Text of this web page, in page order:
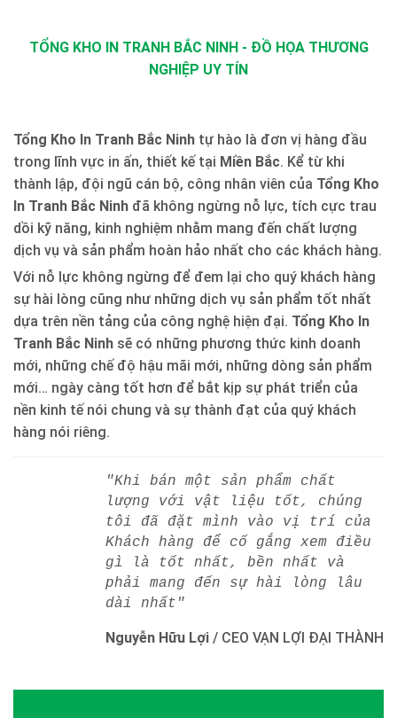
TỔNG KHO IN TRANH BẮC NINH - ĐỒ HỌA THƯƠNG
NGHIỆP UY TÍN
Tổng Kho In Tranh Bắc Ninh tự hào là đơn vị hàng đầu
trong lĩnh vực in ấn, thiết kế tại Miền Bắc. Kể từ khi
thành lập, đội ngũ cán bộ, công nhân viên của Tổng Kho
In Tranh Bắc Ninh đã không ngừng nỗ lực, tích cực trau
dồi kỹ năng, kinh nghiệm nhằm mang đến chất lượng
dịch vụ và sản phẩm hoàn hảo nhất cho các khách hàng.
Với nỗ lực không ngừng để đem lại cho quý khách hàng
sự hài lòng cũng như những dịch vụ sản phẩm tốt nhất
dựa trên nền tảng của công nghệ hiện đại. Tổng Kho In
Tranh Bắc Ninh sẽ có những phương thức kinh doanh
mới, những chế độ hậu mãi mới, những dòng sản phẩm
mới… ngày càng tốt hơn để bắt kịp sự phát triển của
nền kinh tế nói chung và sự thành đạt của quý khách
hàng nói riêng.
"Khi bán một sản phẩm chất
lượng với vật liệu tốt, chúng
tôi đã đặt mình vào vị trí của
Khách hàng để cố gắng xem điều
gì là tốt nhất, bền nhất và
phải mang đến sự hài lòng lâu
dài nhất"
Nguyễn Hữu Lợi / CEO VẠN LỢI ĐẠI THÀNH